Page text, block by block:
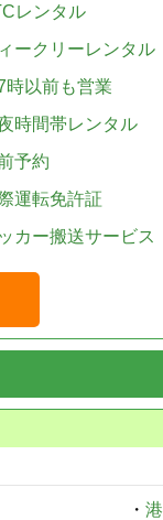
レンタル
ークリーレンタル
時以前も営業
時間帯レンタル
予約
運転免許証
カー搬送サービス
・